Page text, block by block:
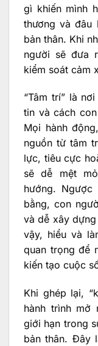
gì khiến mình
thương và đâu
bản thân. Khi
người sẽ đưa
kiểm soát cảm
“Tâm trí” là
tin và cách
Mọi hành
nguồn từ tâm
lực, tiêu cực
sẽ dễ mệt
hướng.
bằng, con
và dễ xây
vậy, hiểu và
quan trọng để
kiến tạo cuộc
Khi ghép lại,
hành trình mở
giới hạn trong
bản thân. Đây